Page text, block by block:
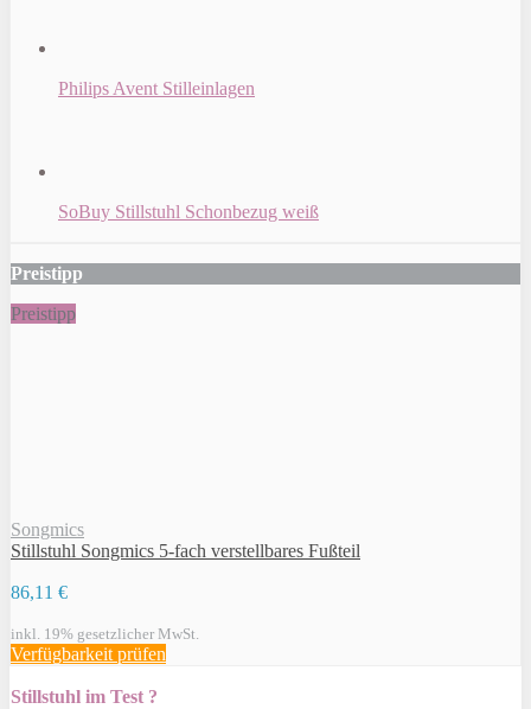
Philips Avent Stilleinlagen
SoBuy Stillstuhl Schonbezug weiß
Preistipp
Preistipp
Songmics
Stillstuhl Songmics 5-fach verstellbares Fußteil
86,11 €
inkl. 19% gesetzlicher MwSt.
Verfügbarkeit prüfen
Stillstuhl im Test ?